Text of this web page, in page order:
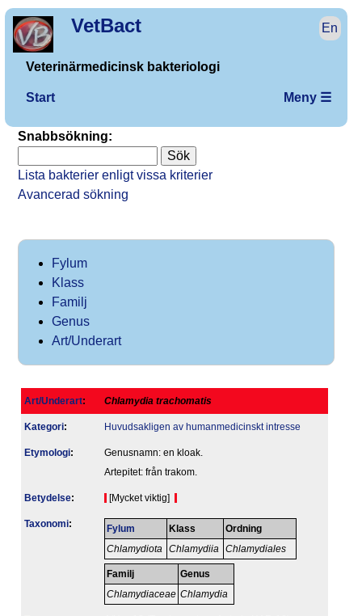
VetBact En
Veterinärmedicinsk bakteriologi
Start Meny ☰
Snabbsökning:
Lista bakterier enligt vissa kriterier
Avancerad sökning
Fylum
Klass
Familj
Genus
Art/Underart
Art/Underart: Chlamydia trachomatis
Kategori: Huvudsakligen av humanmedicinskt intresse
Etymologi:
Genusnamn: en kloak.
Artepitet: från trakom.
Betydelse: [Mycket viktig]
Taxonomi: Fylum
Chlamydiota
Klass
Chlamydiia
Ordning
Chlamydiales
Familj
Chlamydiaceae
Genus
Chlamydia